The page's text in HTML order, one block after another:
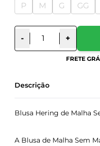
P M G GG
- +
FRETE
Descrição
Blusa Hering de Malha
A Blusa de Malha Sem